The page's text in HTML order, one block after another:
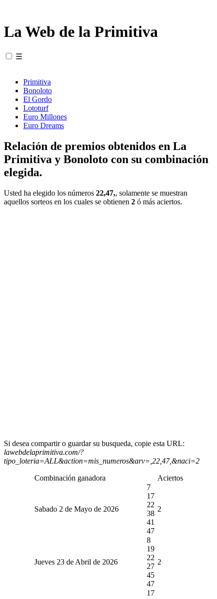
La Web de la Primitiva
☰
Primitiva
Bonoloto
El Gordo
Lototurf
Euro Millones
Euro Dreams
Relación de premios obtenidos en La
Primitiva y Bonoloto con su combinación
elegida.
Usted ha elegido los números 22,47,, solamente se muestran
aquellos sorteos en los cuales se obtienen 2 ó más aciertos.
Si desea compartir o guardar su busqueda, copie esta URL:
lawebdelaprimitiva.com/?
tipo_loteria=ALL&action=mis_numeros&arv=,22,47,&naci=2
Combinación ganadora Aciertos
Sabado 2 de Mayo de 2026
7
17
22
38
41
47
2
Jueves 23 de Abril de 2026
8
19
22
27
45
47
2
17